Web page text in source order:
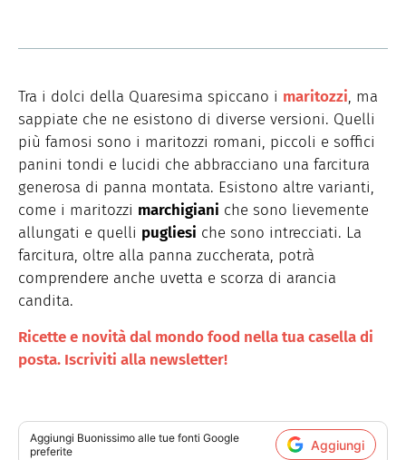
Tra i dolci della Quaresima spiccano i maritozzi, ma
sappiate che ne esistono di diverse versioni. Quelli
più famosi sono i maritozzi romani, piccoli e soffici
panini tondi e lucidi che abbracciano una farcitura
generosa di panna montata. Esistono altre varianti,
come i maritozzi marchigiani che sono lievemente
allungati e quelli pugliesi che sono intrecciati. La
farcitura, oltre alla panna zuccherata, potrà
comprendere anche uvetta e scorza di arancia
candita.
Ricette e novità dal mondo food nella tua casella di
posta. Iscriviti alla newsletter!
Aggiungi Buonissimo alle tue fonti Google
preferite
Aggiungi